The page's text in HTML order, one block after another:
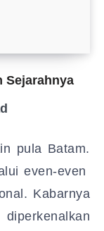
Sejarahnya
pula Batam.
even-even
Kabarnya